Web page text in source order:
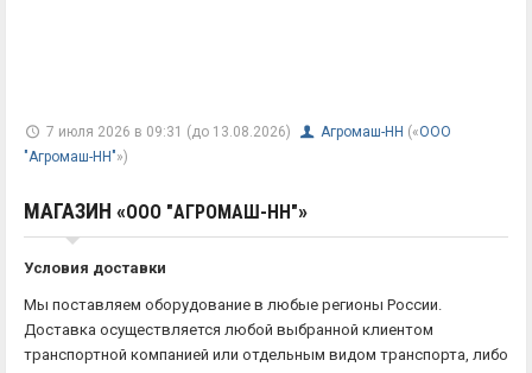
7 июля 2026 в 09:31 (до 13.08.2026) Агромаш-НН («ООО
"Агромаш-НН"»)
МАГАЗИН «ООО "АГРОМАШ-НН"»
Условия доставки
Мы поставляем оборудование в любые регионы России.
Доставка осуществляется любой выбранной клиентом
транспортной компанией или отдельным видом транспорта, либо